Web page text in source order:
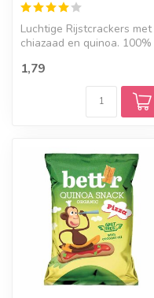
Luchtige Rijstcrackers met
chiazaad en quinoa. 100%
vo...
1,79